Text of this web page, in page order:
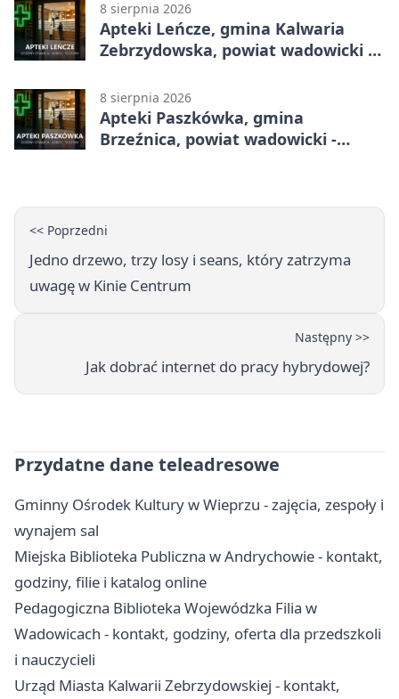
8 sierpnia 2026
Apteki Leńcze, gmina Kalwaria
Zebrzydowska, powiat wadowicki -
8 sierpnia 2026
Apteki Paszkówka, gmina
Brzeźnica, powiat wadowicki -
<< Poprzedni
Jedno drzewo, trzy losy i seans, który zatrzyma
uwagę w Kinie Centrum
Następny >>
Jak dobrać internet do pracy hybrydowej?
Przydatne dane teleadresowe
Gminny Ośrodek Kultury w Wieprzu - zajęcia, zespoły i
wynajem sal
Miejska Biblioteka Publiczna w Andrychowie - kontakt,
godziny, filie i katalog online
Pedagogiczna Biblioteka Wojewódzka Filia w
Wadowicach - kontakt, godziny, oferta dla przedszkoli
i nauczycieli
Urząd Miasta Kalwarii Zebrzydowskiej - kontakt,